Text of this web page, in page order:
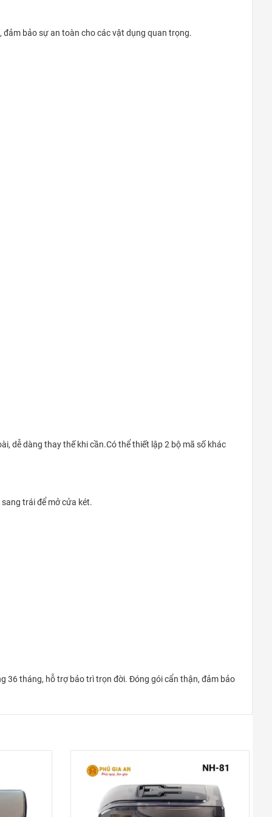
Quận 9
đảm bảo sự an toàn cho các vật dụng quan trọng.
dễ dàng thay thế khi cần.Có thể thiết lập 2 bộ mã số khác
trái để mở cửa két.
36 tháng, hỗ trợ bảo trì trọn đời. Đóng gói cẩn thận, đảm bảo